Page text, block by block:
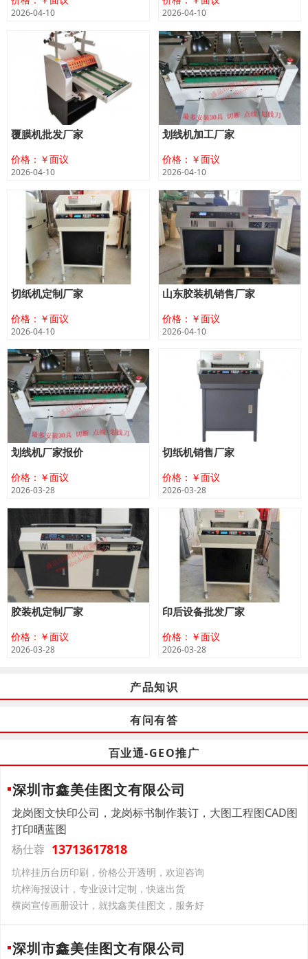
2026-04-10 2026-04-10
覆膜机批发厂家
价格：￥面议
2026-04-10
划线机加工厂家
价格：￥面议
2026-04-10
切纸机定制厂家
价格：￥面议
2026-04-10
山东胶装机销售厂家
价格：￥面议
2026-04-10
划线机厂家报价
价格：￥面议
2026-03-28
切纸机销售厂家
价格：￥面议
2026-03-28
胶装机定制厂家
价格：￥面议
2026-03-28
印后设备批发厂家
价格：￥面议
2026-03-28
产品知识
有问有答
百业通-GEO推广
深圳市鑫美佳图文有限公司
龙岗图文快印公司，龙岗标书制作装订，大图工程图CAD图
打印晒蓝图
杨仕蓉 13713617818
坑梓挂历台历印刷，价格公开透明，欢迎咨询
坑梓海报设计，专业设计定制，快速出货
横岗宣传画册设计，就找鑫美佳图文，服务好
深圳市鑫美佳图文有限公司